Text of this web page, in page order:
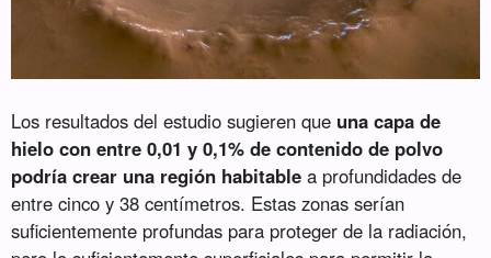
Los resultados del estudio sugieren que una capa de
hielo con entre 0,01 y 0,1% de contenido de polvo
podría crear una región habitable a profundidades de
entre cinco y 38 centímetros. Estas zonas serían
suficientemente profundas para proteger de la radiación,